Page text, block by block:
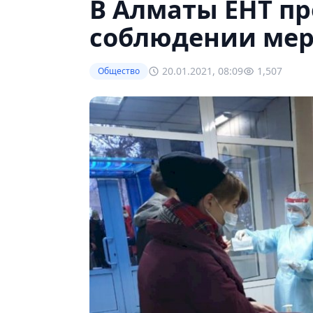
В Алматы ЕНТ
соблюдении
Общество 20.01.2021, 08:09 1,507